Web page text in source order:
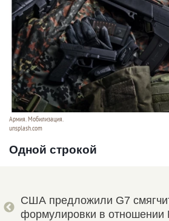
Армия. Мобилизация.
unsplash.com
Одной строкой
США предложили G7
формулировки в отношении